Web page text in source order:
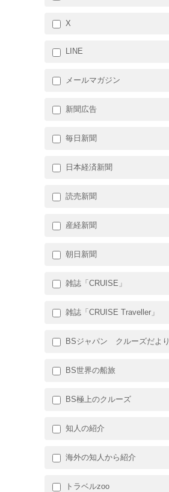
X
LINE
メールマガジン
新聞広告
毎日新聞
日本経済新聞
読売新聞
産経新聞
朝日新聞
雑誌「CRUISE」
雑誌「CRUISE Traveller」
BSジャパン クルーズだより
BS世界の船旅
BS極上のクルーズ
知人の紹介
海外の知人から紹介
トラベルzoo